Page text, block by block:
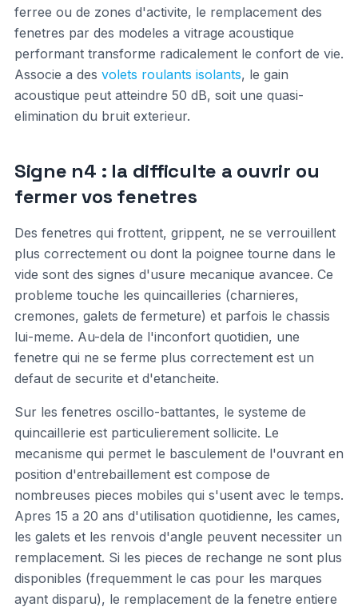
ferree ou de zones d'activite, le remplacement des
fenetres par des modeles a vitrage acoustique
performant transforme radicalement le confort de vie.
Associe a des volets roulants isolants, le gain
acoustique peut atteindre 50 dB, soit une quasi-
elimination du bruit exterieur.
Signe n4 : la difficulte a ouvrir ou
fermer vos fenetres
Des fenetres qui frottent, grippent, ne se verrouillent
plus correctement ou dont la poignee tourne dans le
vide sont des signes d'usure mecanique avancee. Ce
probleme touche les quincailleries (charnieres,
cremones, galets de fermeture) et parfois le chassis
lui-meme. Au-dela de l'inconfort quotidien, une
fenetre qui ne se ferme plus correctement est un
defaut de securite et d'etancheite.
Sur les fenetres oscillo-battantes, le systeme de
quincaillerie est particulierement sollicite. Le
mecanisme qui permet le basculement de l'ouvrant en
position d'entrebaillement est compose de
nombreuses pieces mobiles qui s'usent avec le temps.
Apres 15 a 20 ans d'utilisation quotidienne, les cames,
les galets et les renvois d'angle peuvent necessiter un
remplacement. Si les pieces de rechange ne sont plus
disponibles (frequemment le cas pour les marques
ayant disparu), le remplacement de la fenetre entiere